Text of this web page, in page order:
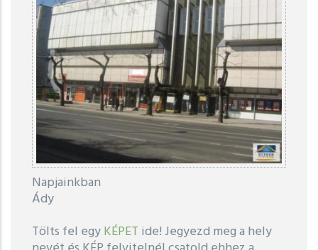
Napjainkban
Ády
Tölts fel egyKÉPET ide! Jegyezd meg a hely